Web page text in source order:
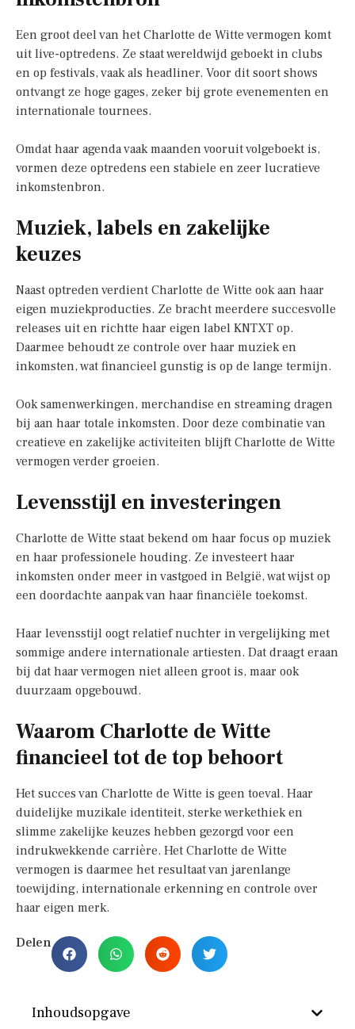
Een groot deel van het Charlotte de Witte vermogen komt
uit live-optredens. Ze staat wereldwijd geboekt in clubs
en op festivals, vaak als headliner. Voor dit soort shows
ontvangt ze hoge gages, zeker bij grote evenementen en
internationale tournees.
Omdat haar agenda vaak maanden vooruit volgeboekt is,
vormen deze optredens een stabiele en zeer lucratieve
inkomstenbron.
Muziek, labels en zakelijke
keuzes
Naast optreden verdient Charlotte de Witte ook aan haar
eigen muziekproducties. Ze bracht meerdere succesvolle
releases uit en richtte haar eigen label KNTXT op.
Daarmee behoudt ze controle over haar muziek en
inkomsten, wat financieel gunstig is op de lange termijn.
Ook samenwerkingen, merchandise en streaming dragen
bij aan haar totale inkomsten. Door deze combinatie van
creatieve en zakelijke activiteiten blijft Charlotte de Witte
vermogen verder groeien.
Levensstijl en investeringen
Charlotte de Witte staat bekend om haar focus op muziek
en haar professionele houding. Ze investeert haar
inkomsten onder meer in vastgoed in België, wat wijst op
een doordachte aanpak van haar financiële toekomst.
Haar levensstijl oogt relatief nuchter in vergelijking met
sommige andere internationale artiesten. Dat draagt eraan
bij dat haar vermogen niet alleen groot is, maar ook
duurzaam opgebouwd.
Waarom Charlotte de Witte
financieel tot de top behoort
Het succes van Charlotte de Witte is geen toeval. Haar
duidelijke muzikale identiteit, sterke werkethiek en
slimme zakelijke keuzes hebben gezorgd voor een
indrukwekkende carrière. Het Charlotte de Witte
vermogen is daarmee het resultaat van jarenlange
toewijding, internationale erkenning en controle over
haar eigen merk.
Delen
Inhoudsopgave